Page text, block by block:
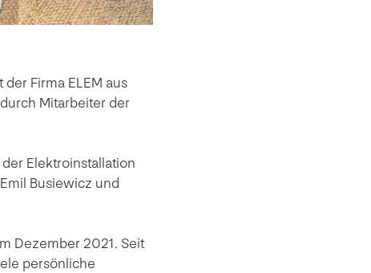
Firma ELEM aus
Mitarbeiter der
Elektroinstallation
Busiewicz und
Dezember 2021. Seit
persönliche